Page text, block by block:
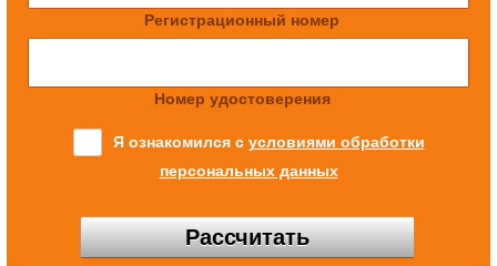
Регистрационный номер
Номер удостоверения
Я ознакомился с условиями обработки
персональных данных
Рассчитать